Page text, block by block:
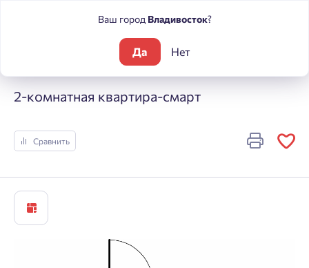
Речные кварталы
2-комнатная квартира-смарт
Сравнить
Ваш город Владивосток?
Да Нет